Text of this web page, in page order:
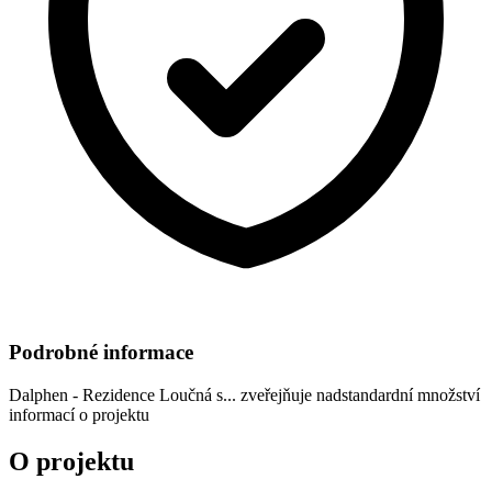
Podrobné informace
Dalphen - Rezidence Loučná s... zveřejňuje nadstandardní množství
informací o projektu
O projektu